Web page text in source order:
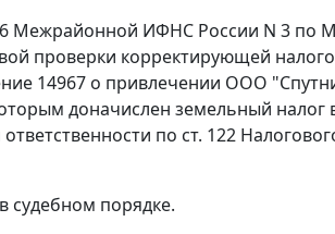
Межрайонной ИФНС России N 3 по
проверки корректирующей
14967 о привлечении ООО
доначислен земельный налог
по ст. 122
судебном порядке.